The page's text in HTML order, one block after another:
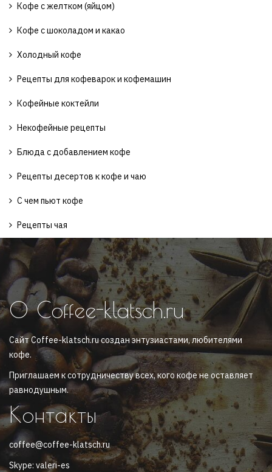
Кофе с желтком (яйцом)
Кофе с шоколадом и какао
Холодный кофе
Рецепты для кофеварок и кофемашин
Кофейные коктейли
Некофейные рецепты
Блюда с добавлением кофе
Рецепты десертов к кофе и чаю
С чем пьют кофе
Рецепты чая
О Coffee-klatsch.ru
Сайт Coffee-klatsch.ru создан энтузиастами, любителями
кофе.
Приглашаем к сотрудничеству всех, кого кофе не оставляет
равнодушным.
Контакты
coffee@coffee-klatsch.ru
Skype: valeri-es